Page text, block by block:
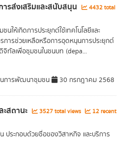
รส่งเสริมและสนับสนุน
4432 total
นให้เกิดการประยุกต์ใช้เทคโนโลยีและ
ารช่วยเหลือหรือการอุดหนุนการประยุกต์
จิทัลเพื่อชุมชนในชนบท (depa...
นการพัฒนาชุมชน 30 กรกฎาคม 2568
สถานะ 3527 total views
12 recent
ประกอบด้วยชื่อของวิสาหกิจ และบริการ